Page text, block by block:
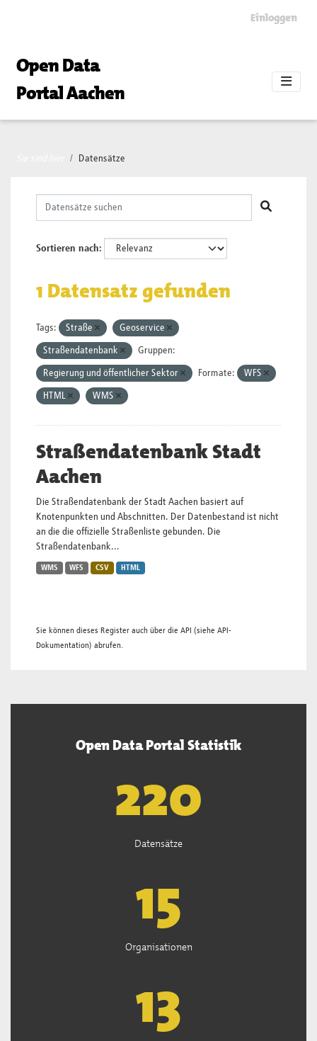
Einloggen
Open Data
Portal Aachen
Datensätze
Sortieren nach
1 Datensatz gefunden
Tags: Straße Geoservice
Straßendatenbank Gruppen:
Regierung und öffentlicher Sektor Formate: WFS
HTML WMS
Straßendatenbank Stadt
Aachen
Die Straßendatenbank der Stadt Aachen basiert auf
Knotenpunkten und Abschnitten. Der Datenbestand ist nicht
an die die offizielle Straßenliste gebunden. Die
Straßendatenbank...
WMS WFS CSV HTML
Sie können dieses Register auch über die API (siehe API-
Dokumentation) abrufen.
Open Data Portal Statistik
222
Datensätze
15
Organisationen
13